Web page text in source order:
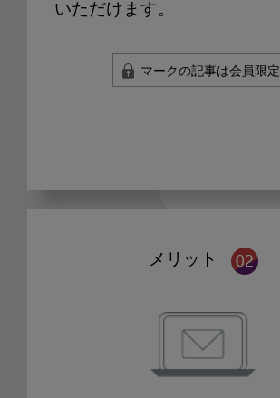
いただけます。
マークの記事は会員限定
メリット